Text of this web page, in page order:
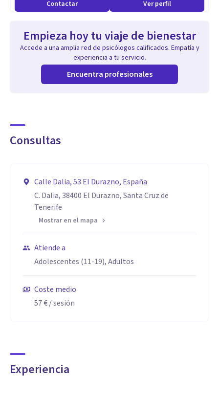
e incapaz de llegar a puerto. Remo contigo para que te re-
Manejo de pérdidas y duelos
Un despido, una separación complicada, la partida de un ser
querido… Te acompañamos para que afrontar una pérdida
travesía en barco. Y hay tantas maternidades como mujeres.
Vive la tuya con el apoyo y la compañía que necesitas.
Contactar Ver perfil
Empieza hoy tu viaje de bienestar
Accede a una amplia red de psicólogos calificados. Empatía y
experiencia a tu servicio.
Encuentra profesionales
Consultas
Calle Dalia, 53 El Durazno, España
C. Dalia, 38400 El Durazno, Santa Cruz de
Tenerife
Mostrar en el mapa
Atiende a
Adolescentes (11-19), Adultos
Coste medio
57 €/ sesión
Experiencia